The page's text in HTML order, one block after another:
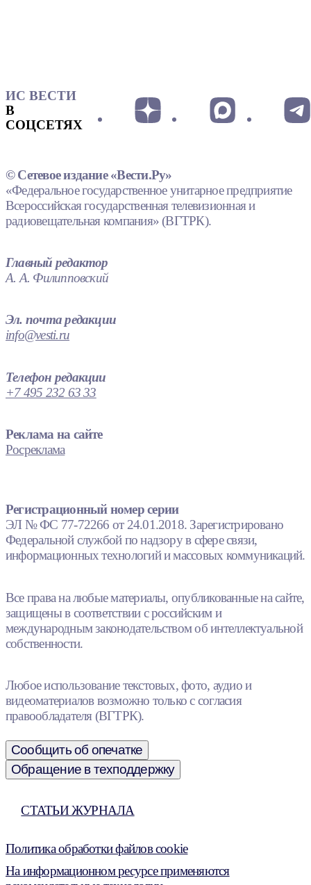
ИС ВЕСТИ
В
СОЦСЕТЯХ
© Сетевое издание «Вести.Ру»
«Федеральное государственное унитарное предприятие
Всероссийская государственная телевизионная и
радиовещательная компания» (ВГТРК).
Главный редактор
А. А. Филипповский
Эл. почта редакции
info@vesti.ru
Телефон редакции
+7 495 232 63 33
Реклама на сайте
Росреклама
Регистрационный номер серии
ЭЛ № ФС 77-72266 от 24.01.2018. Зарегистрировано
Федеральной службой по надзору в сфере связи,
информационных технологий и массовых коммуникаций.
Все права на любые материалы, опубликованные на сайте,
защищены в соответствии с российским и
международным законодательством об интеллектуальной
собственности.
Любое использование текстовых, фото, аудио и
видеоматериалов возможно только с согласия
правообладателя (ВГТРК).
Сообщить об опечатке
Обращение в техподдержку
СТАТЬИ ЖУРНАЛА
Политика обработки файлов cookie
На информационном ресурсе применяются